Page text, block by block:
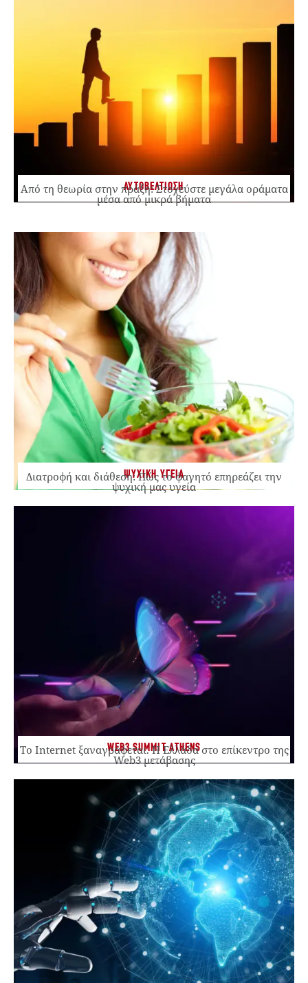
ΑΥΤΟΒΕΛΤΙΩΣΗ
Από τη θεωρία στην πράξη: Στοχεύστε μεγάλα οράματα
μέσα από μικρά βήματα
ΨΥΧΙΚΗ ΥΓΕΙΑ
Διατροφή και διάθεση: Πώς το φαγητό επηρεάζει την
ψυχική μας υγεία
WEB3 SUMMIT ATHENS
Το Internet ξαναγράφεται. Η Ελλάδα στο επίκεντρο της
Web3 μετάβασης